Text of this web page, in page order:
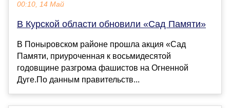
00:10, 14 Май
В Курской области обновили «Сад Памяти»
В Поныровском районе прошла акция «Сад
Памяти, приуроченная к восьмидесятой
годовщине разгрома фашистов на Огненной
Дуге.По данным правительств...